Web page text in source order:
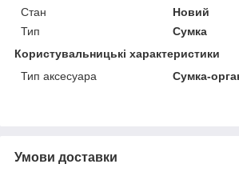
Стан
Новий
Тип
Сумка
Користувальницькі характеристики
Тип аксесуара
Сумка-
Умови доставки